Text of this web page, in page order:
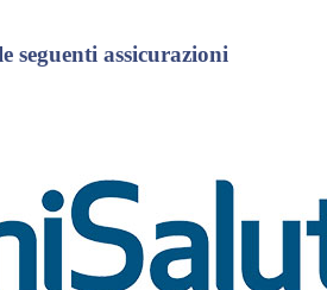
seguenti assicurazioni